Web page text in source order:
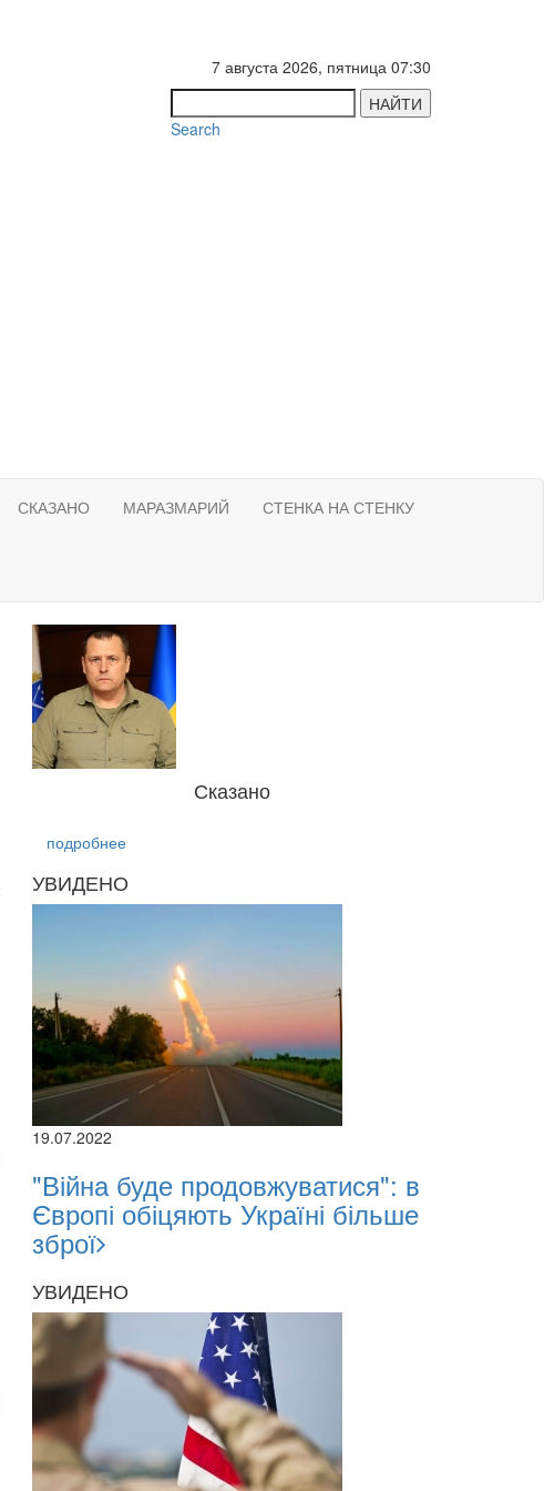
7 августа 2026, пятница 07:30
НАЙТИ
Search
СКАЗАНО МАРАЗМАРИЙ СТЕНКА НА СТЕНКУ
Сказано
подробнее
УВИДЕНО
19.07.2022
"Війна буде продовжуватися": в
Європі обіцяють Україні більше
зброї
УВИДЕНО